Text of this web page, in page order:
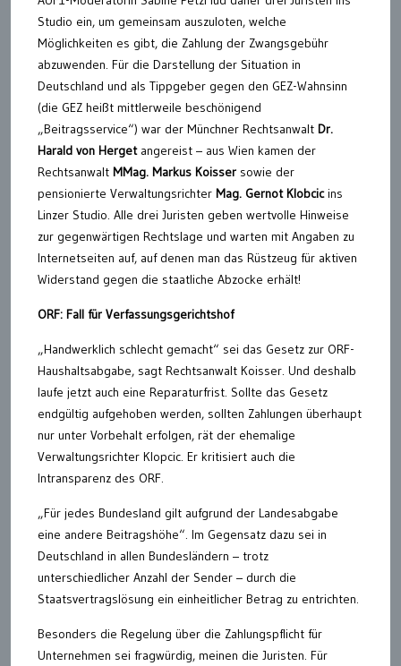
Studio ein, um gemeinsam auszuloten, welche
Möglichkeiten es gibt, die Zahlung der Zwangsgebühr
abzuwenden. Für die Darstellung der Situation in
Deutschland und als Tippgeber gegen den GEZ-Wahnsinn
(die GEZ heißt mittlerweile beschönigend
„Beitragsservice“) war der Münchner Rechtsanwalt Dr.
Harald von Herget angereist – aus Wien kamen der
Rechtsanwalt MMag. Markus Koisser sowie der
pensionierte Verwaltungsrichter Mag. Gernot Klobcicins
Linzer Studio. Alle drei Juristen geben wertvolle Hinweise
zur gegenwärtigen Rechtslage und warten mit Angaben zu
Internetseiten auf, auf denen man das Rüstzeug für aktiven
Widerstand gegen die staatliche Abzocke erhält!
ORF: Fall für Verfassungsgerichtshof
„Handwerklich schlecht gemacht“ sei das Gesetz zur ORF-
Haushaltsabgabe, sagt Rechtsanwalt Koisser. Und deshalb
laufe jetzt auch eine Reparaturfrist. Sollte das Gesetz
endgültig aufgehoben werden, sollten Zahlungen überhaupt
nur unter Vorbehalt erfolgen, rät der ehemalige
Verwaltungsrichter Klopcic. Er kritisiert auch die
Intransparenz des ORF.
„Für jedes Bundesland gilt aufgrund der Landesabgabe
eine andere Beitragshöhe“. Im Gegensatz dazu sei in
Deutschland in allen Bundesländern – trotz
unterschiedlicher Anzahl der Sender – durch die
Staatsvertragslösung ein einheitlicher Betrag zu entrichten.
Besonders die Regelung über die Zahlungspflicht für
Unternehmen sei fragwürdig, meinen die Juristen. Für